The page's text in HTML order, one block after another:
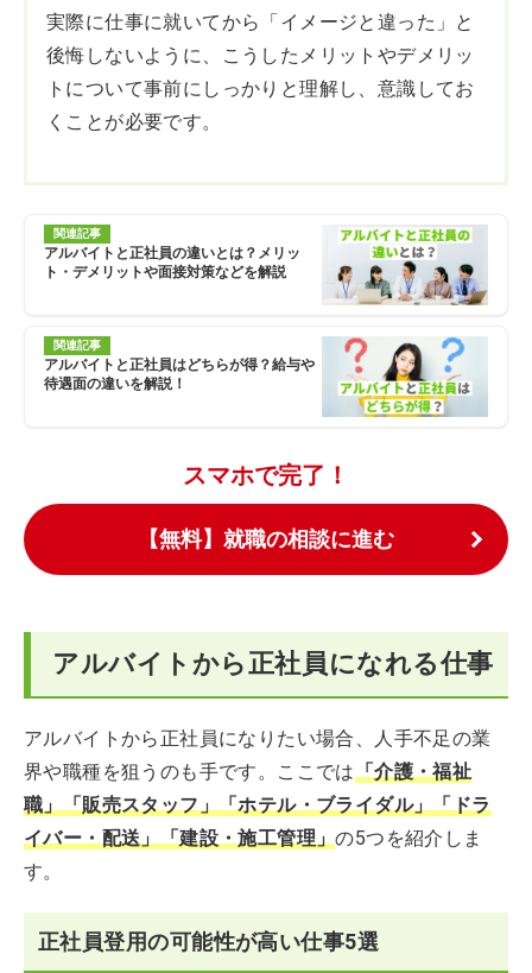
実際に仕事に就いてから「イメージと違った」と
後悔しないように、こうしたメリットやデメリッ
トについて事前にしっかりと理解し、意識してお
くことが必要です。
関連記事
アルバイトと正社員の違いとは？メリッ
ト・デメリットや面接対策などを解説
関連記事
アルバイトと正社員はどちらが得？給与や
待遇面の違いを解説！
スマホで完了！
【無料】就職の相談に進む
アルバイトから正社員になれる仕事
アルバイトから正社員になりたい場合、人手不足の業
界や職種を狙うのも手です。ここでは「介護・福祉
職」「販売スタッフ」「ホテル・ブライダル」「ドラ
イバー・配送」「建設・施工管理」の5つを紹介しま
す。
正社員登用の可能性が高い仕事5選